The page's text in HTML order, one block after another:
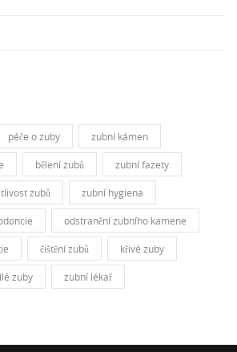
péče o zuby zubní kámen
bělení zubů zubní fazety
zubů zubní hygiena
odstranění zubního kamene
čištění zubů křivé zuby
zuby zubní lékař